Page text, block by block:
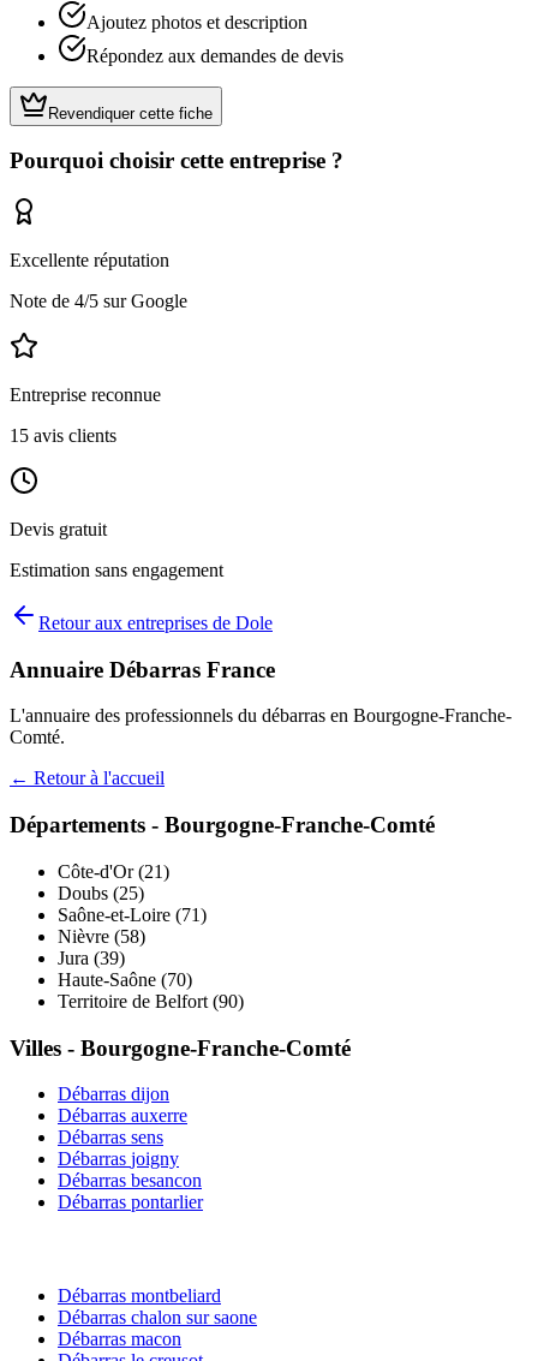
Ajoutez photos et description
Répondez aux demandes de devis
Revendiquer cette fiche
Pourquoi choisir cette entreprise ?
Excellente réputation
Note de 4/5 sur Google
Entreprise reconnue
15 avis clients
Devis gratuit
Estimation sans engagement
Retour aux entreprises de Dole
Annuaire Débarras France
L'annuaire des professionnels du débarras en Bourgogne-Franche-
Comté.
← Retour à l'accueil
Départements - Bourgogne-Franche-Comté
Côte-d'Or(21)
Doubs (25)
Saône-et-Loire (71)
Nièvre (58)
Jura (39)
Haute-Saône (70)
Territoire de Belfort (90)
Villes - Bourgogne-Franche-Comté
Débarras dijon
Débarras auxerre
Débarras sens
Débarras joigny
Débarras besancon
Débarras pontarlier
Débarras montbeliard
Débarras chalon sur saone
Débarras macon